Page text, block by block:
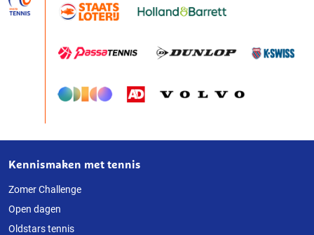
Over
deze
website
Kennismaken met tennis
Zomer Challenge
Open dagen
Oldstars tennis